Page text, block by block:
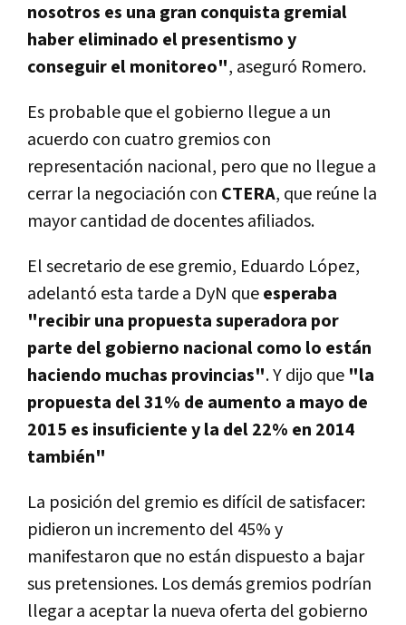
nosotros es una gran conquista gremial
haber eliminado el presentismo y
conseguir el monitoreo", aseguró Romero.
Es probable que el gobierno llegue a un
acuerdo con cuatro gremios con
representación nacional, pero que no llegue a
cerrar la negociación con CTERA, que reúne la
mayor cantidad de docentes afiliados.
El secretario de ese gremio, Eduardo López,
adelantó esta tarde a DyN queesperaba
"recibir una propuesta superadora por
parte del gobierno nacional como lo están
haciendo muchas provincias". Y dijo que "la
propuesta del 31% de aumento a mayo de
2015 es insuficiente y la del 22% en 2014
también"
La posición del gremio es difícil de satisfacer:
pidieron un incremento del 45% y
manifestaron que no están dispuesto a bajar
sus pretensiones. Los demás gremios podrían
llegar a aceptar la nueva oferta del gobierno